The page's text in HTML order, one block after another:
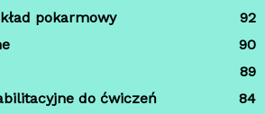
pokarmowy
92
90
89
do ćwiczeń
84